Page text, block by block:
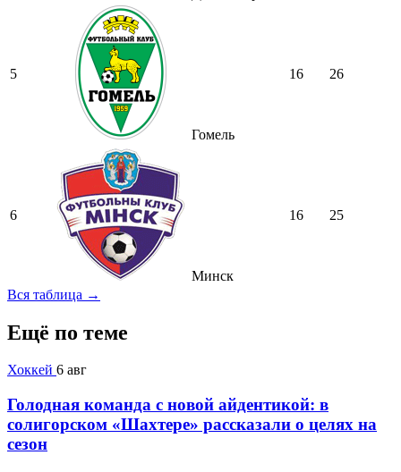
5
Гомель
16 26
6
Минск
16 25
Вся таблица →
Ещё по теме
Хоккей 6 авг
Голодная команда с новой айдентикой: в
солигорском «Шахтере» рассказали о целях на
сезон